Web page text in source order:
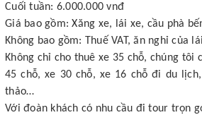
Cuối tuần: 6.000.000 vnđ
Giá bao gồm: Xăng xe, lái xe, cầu phà
Không bao gồm: Thuế VAT, ăn nghỉ của
Không chỉ cho thuê xe 35 chỗ, chúng tôi
45 chỗ, xe 30 chỗ, xe 16 chỗ đi du
thảo…
Với đoàn khách có nhu cầu đi tour trọn